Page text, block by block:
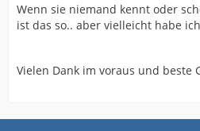
Wenn sie niemand kennt oder
ist das so.. aber vielleicht habe
Vielen Dank im voraus und beste